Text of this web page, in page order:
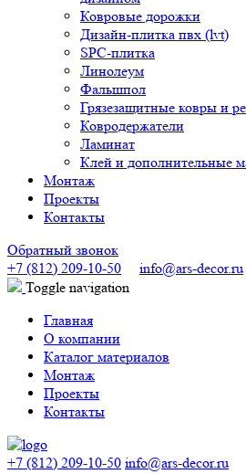
Ковровые дорожки
Дизайн-плитка пвх (lvt)
SPC-плитка
Линолеум
Фальшпол
Грязезащитные ковры и
Ковродержатели
Ламинат
Клей и дополнительные
Монтаж
Проекты
Контакты
Обратный звонок
+7 (812) 209-10-50
info@ars-decor.ru
Toggle navigation
Главная
О компании
Каталог материалов
Монтаж
Проекты
Контакты
+7 (812) 209-10-50 info@ars-decor.ru